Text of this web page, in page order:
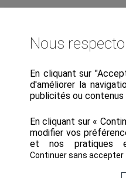
jours en toute tranquillité
Épernay et Châlons-en-
Nous
En cliquant sur
d'améliorer la
publicités ou contenus
En cliquant sur «
modifier vos
et nos pratiques
Continuer sans accepter